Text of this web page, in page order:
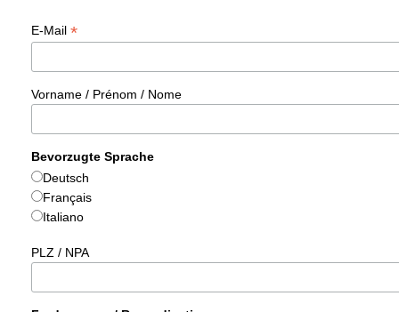
E-Mail *
Vorname / Prénom / Nome
Bevorzugte Sprache
Deutsch
Français
Italiano
PLZ / NPA